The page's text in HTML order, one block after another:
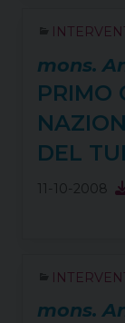
mons.
PRIMO
DEL
11-10-2008
mons.